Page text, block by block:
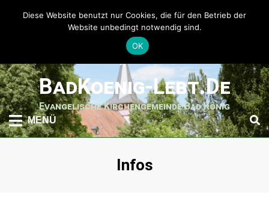
weiter
zum
Inhalt
BadKoenig-Lebt.de
Evangelische Kirchengemeinde Bad König
MENÜ
Schlagwort
:Infos
Diese Website benutzt nur Cookies, die für den Betrieb der
Website unbedingt notwendig sind.
OK